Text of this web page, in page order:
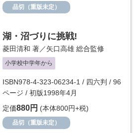
品切（重版未定）
湖・沼づりに挑戦!
菱田清和 著／矢口高雄 総合監修
小学校中学年から
ISBN978-4-323-06234-1 / 四六判 / 96
ページ / 初版1998年4月
定価880円 (本体800円+税)
品切（重版未定）